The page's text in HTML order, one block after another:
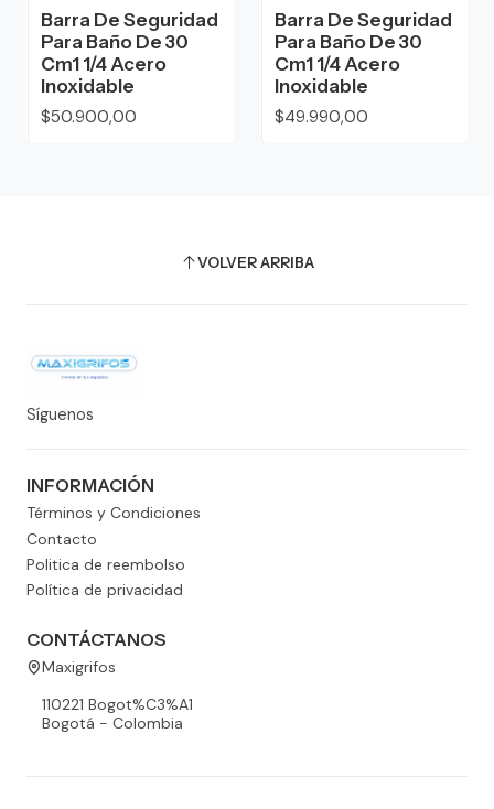
Barra De Seguridad
Para Baño De 30
Cm1 1/4 Acero
Inoxidable
$50.900,00
Barra De Seguridad
Para Baño De 30
Cm1 1/4 Acero
Inoxidable
$49.990,00
VOLVER ARRIBA
Síguenos
INFORMACIÓN
Términos y Condiciones
Contacto
Politica de reembolso
Política de privacidad
CONTÁCTANOS
Maxigrifos
110221 Bogot%C3%A1
Bogotá - Colombia